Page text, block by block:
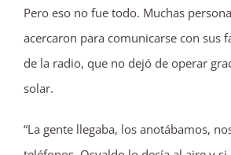
Pero eso no fue todo. Muchas
acercaron para comunicarse con sus
de la radio, que no dejó de operar
solar.
“La gente llegaba, los anotábamos,